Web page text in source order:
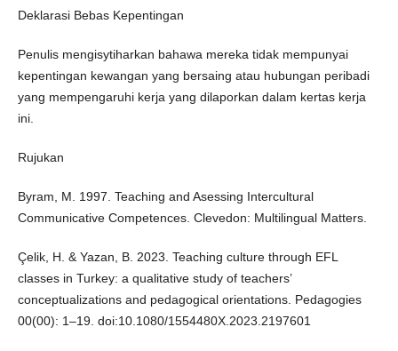
Deklarasi Bebas Kepentingan
Penulis mengisytiharkan bahawa mereka tidak mempunyai
kepentingan kewangan yang bersaing atau hubungan peribadi
yang mempengaruhi kerja yang dilaporkan dalam kertas kerja
ini.
Rujukan
Byram, M. 1997. Teaching and Asessing Intercultural
Communicative Competences. Clevedon: Multilingual Matters.
Çelik, H. & Yazan, B. 2023. Teaching culture through EFL
classes in Turkey: a qualitative study of teachers’
conceptualizations and pedagogical orientations. Pedagogies
00(00): 1–19. doi:10.1080/1554480X.2023.2197601